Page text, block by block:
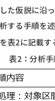
た仮説に沿
する手順を述
表2に記載す
表2：分析